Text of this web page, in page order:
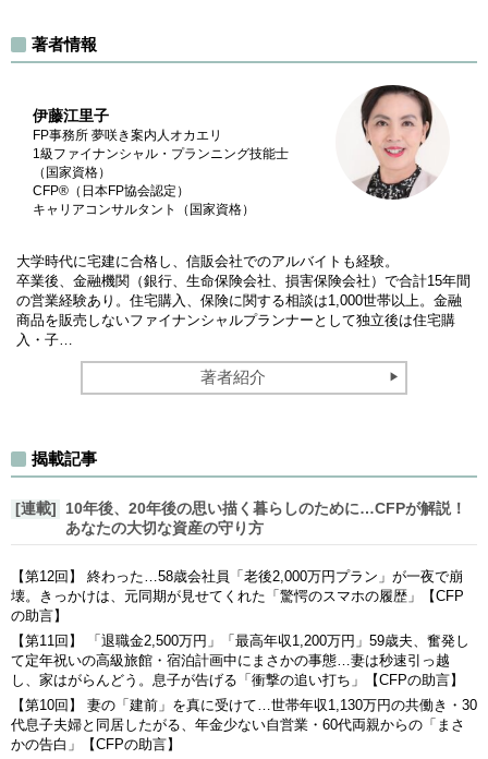
著者情報
伊藤江里子
FP事務所 夢咲き案内人オカエリ
1級ファイナンシャル・プランニング技能士
（国家資格）
CFP®（日本FP協会認定）
キャリアコンサルタント（国家資格）
大学時代に宅建に合格し、信販会社でのアルバイトも経験。
卒業後、金融機関（銀行、生命保険会社、損害保険会社）で合計15年間
の営業経験あり。住宅購入、保険に関する相談は1,000世帯以上。金融
商品を販売しないファイナンシャルプランナーとして独立後は住宅購
入・子…
著者紹介
揭載記事
[連載]
10年後、20年後の思い描く暮らしのために…CFPが解説！
あなたの大切な資産の守り方
【第12回】 終わった…58歳会社員「老後2,000万円プラン」が一夜で崩
壊。きっかけは、元同期が見せてくれた「驚愕のスマホの履歴」【CFP
の助言】
【第11回】 「退職金2,500万円」「最高年収1,200万円」59歳夫、奮発し
て定年祝いの高級旅館・宿泊計画中にまさかの事態…妻は秒速引っ越
し、家はがらんどう。息子が告げる「衝撃の追い打ち」【CFPの助言】
【第10回】 妻の「建前」を真に受けて…世帯年収1,130万円の共働き・30
代息子夫婦と同居したがる、年金少ない自営業・60代両親からの「まさ
かの告白」【CFPの助言】